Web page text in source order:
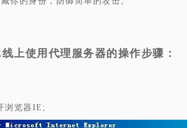
上使用代理服务器的操作步骤：
浏览器IE;